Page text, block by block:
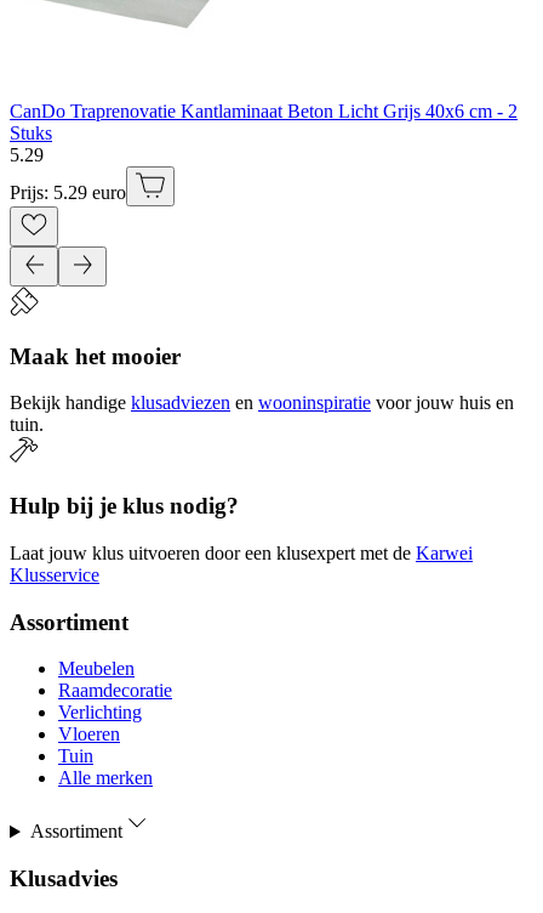
CanDo Traprenovatie Kantlaminaat Beton Licht Grijs 40x6 cm - 2
Stuks
5.29
Prijs: 5.29 euro
Maak het mooier
Bekijk handige klusadviezen en wooninspiratie voor jouw huis en
tuin.
Hulp bij je klus nodig?
Laat jouw klus uitvoeren door een klusexpert met de Karwei
Klusservice
Assortiment
Meubelen
Raamdecoratie
Verlichting
Vloeren
Tuin
Alle merken
Assortiment
Klusadvies